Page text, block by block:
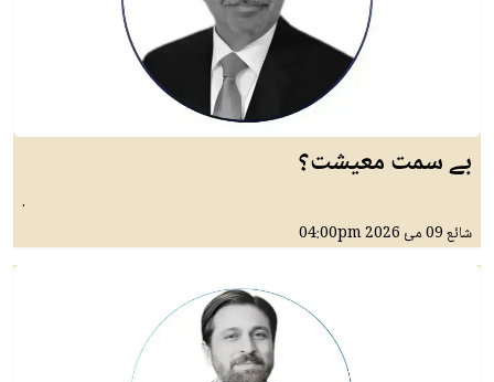
بے سمت معیشت؟
.
شائع09 مئ 2026 04:00pm